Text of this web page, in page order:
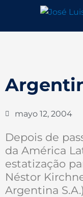
contenido
mayo 12, 2004
Depois de
da América
estatização
Néstor
Argentina